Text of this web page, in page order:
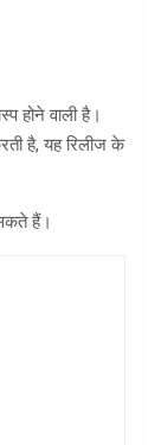
होने वाली है।
है, यह रिलीज के
हैं।